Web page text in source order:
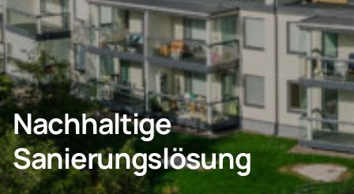
Privatkunden
Unternehmen
KONTAKT
Nachhaltige
Sanierungslösung